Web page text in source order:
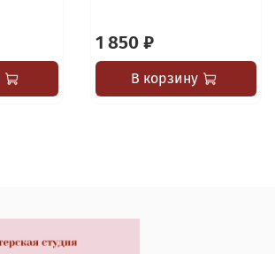
1 850 ₽
В корзину